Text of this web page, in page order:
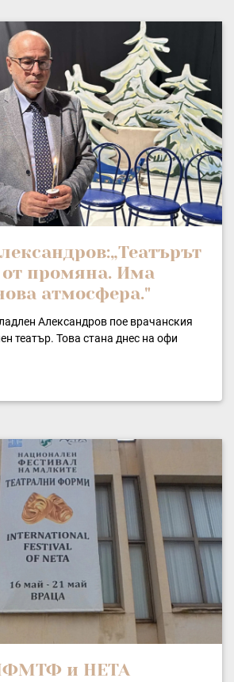
от промяна. Има
атмосфера."
Александров пое врачанския
театър. Това стана днес на офи
и НЕТА